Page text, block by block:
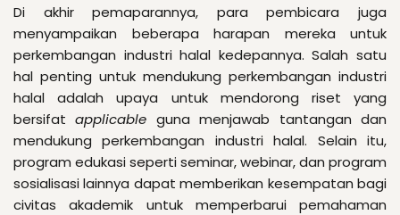
Di akhir pemaparannya, para pembicara juga
menyampaikan beberapa harapan mereka untuk
perkembangan industri halal kedepannya. Salah satu
hal penting untuk mendukung perkembangan industri
halal adalah upaya untuk mendorong riset yang
bersifatapplicable guna menjawab tantangan dan
mendukung perkembangan industri halal. Selain itu,
program edukasi seperti seminar, webinar, dan program
sosialisasi lainnya dapat memberikan kesempatan bagi
civitas akademik untuk memperbarui pemahaman